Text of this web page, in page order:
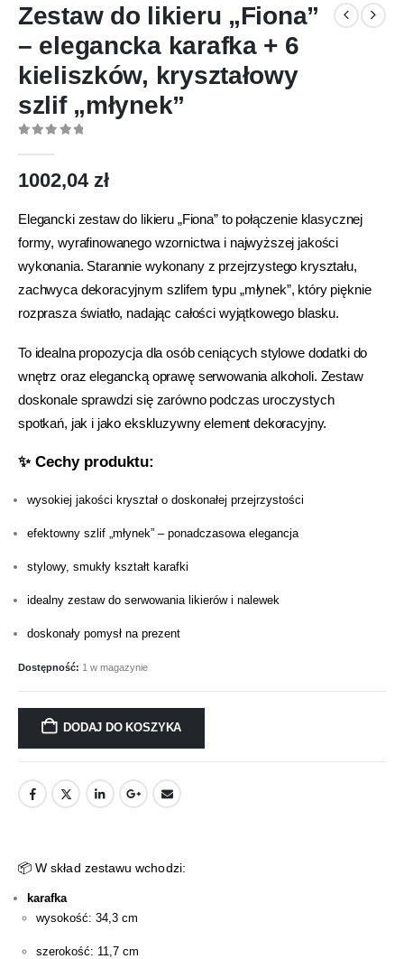
Zestaw do likieru „Fiona”
– elegancka karafka + 6
kieliszków, kryształowy
szlif „młynek”
1002,04 zł
Elegancki zestaw do likieru „Fiona” to połączenie klasycznej
formy, wyrafinowanego wzornictwa i najwyższej jakości
wykonania. Starannie wykonany z przejrzystego kryształu,
zachwyca dekoracyjnym szlifem typu „młynek”, który pięknie
rozprasza światło, nadając całości wyjątkowego blasku.
To idealna propozycja dla osób ceniących stylowe dodatki do
wnętrz oraz elegancką oprawę serwowania alkoholi. Zestaw
doskonale sprawdzi się zarówno podczas uroczystych
spotkań, jak i jako ekskluzywny element dekoracyjny.
✨ Cechy produktu:
wysokiej jakości kryształ o doskonałej przejrzystości
efektowny szlif „młynek” – ponadczasowa elegancja
stylowy, smukły kształt karafki
idealny zestaw do serwowania likierów i nalewek
doskonały pomysł na prezent
Dostępność: 1 w magazynie
DODAJ DO KOSZYKA
📦 W skład zestawu wchodzi:
karafka
wysokość: 34,3 cm
szerokość: 11,7 cm